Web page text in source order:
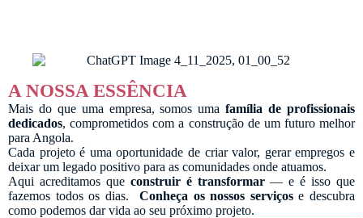
A NOSSA ESSÊNCIA
Mais do que uma empresa, somos umafamília de profissionais
dedicados, comprometidos com a construção de um futuro melhor
para Angola.
Cada projeto é uma oportunidade de criar valor, gerar empregos e
deixar um legado positivo para as comunidades onde atuamos.
Aqui acreditamos que construir é transformar— e é isso que
fazemos todos os dias. Conheça os nossos serviçose descubra
como podemos dar vida ao seu próximo projeto.